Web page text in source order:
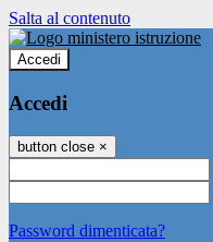
Salta al contenuto
Accedi
Accedi
button close ×
Password dimenticata?